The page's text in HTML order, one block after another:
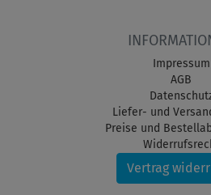
Impressum
AGB
Liefer- und
Preise und
Vertrag